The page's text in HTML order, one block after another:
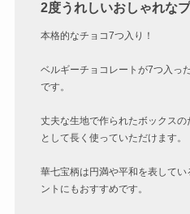
2度うれしいおしゃれな
本格的なチョコ7つ入り！
ベルギーチョコレートが7つ入っ
です。
丈夫な生地で作られたボックス
として長く使っていただけます。
華七宝柄は円満や平和を表して
ントにもおすすめです。